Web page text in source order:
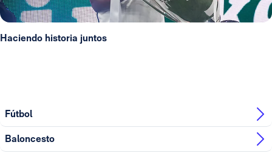
Haciendo historia juntos
Fútbol
Baloncesto